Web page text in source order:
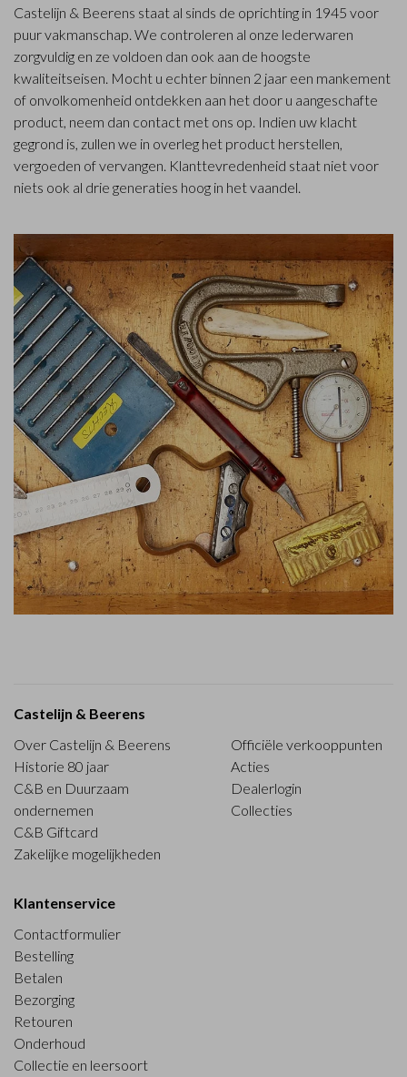
Castelijn & Beerens staat al sinds de oprichting in 1945 voor
puur vakmanschap. We controleren al onze lederwaren
zorgvuldig en ze voldoen dan ook aan de hoogste
kwaliteitseisen. Mocht u echter binnen 2 jaar een mankement
of onvolkomenheid ontdekken aan het door u aangeschafte
product, neem dan contact met ons op. Indien uw klacht
gegrond is, zullen we in overleg het product herstellen,
vergoeden of vervangen. Klanttevredenheid staat niet voor
niets ook al drie generaties hoog in het vaandel.
Castelijn & Beerens
Over Castelijn & Beerens
Historie 80 jaar
C&B en Duurzaam
ondernemen
C&B Giftcard
Zakelijke mogelijkheden
Officiële verkooppunten
Acties
Dealerlogin
Collecties
Klantenservice
Contactformulier
Bestelling
Betalen
Bezorging
Retouren
Onderhoud
Collectie en leersoort